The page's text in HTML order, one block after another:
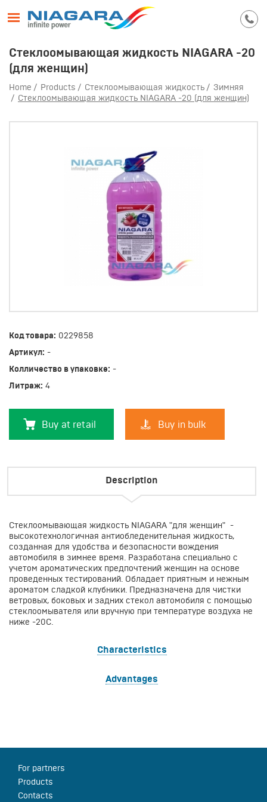
Стеклоомывающая жидкость NIAGARA -20
(для женщин)
Home Products Стеклоомывающая жидкость
Зимняя
Стеклоомывающая жидкость NIAGARA -20 (для женщин)
Код товара: 0229858
Артикул: -
Колличество в упаковке: -
Литраж: 4
Buy at retail Buy in bulk
Description
Стеклоомывающая жидкость NIAGARA "для женщин" -
высокотехнологичная антиобледенительная жидкость,
созданная для удобства и безопасности вождения
автомобиля в зимнее время. Разработана специально с
учетом ароматических предпочтений женщин на основе
проведенных тестирований. Обладает приятным и нежным
ароматом сладкой клубники. Предназначена для чистки
ветровых, боковых и задних стекол автомобиля с помощью
стеклоомывателя или вручную при температуре воздуха не
ниже -20С.
Characteristics
Advantages
For partners
Products
Contacts